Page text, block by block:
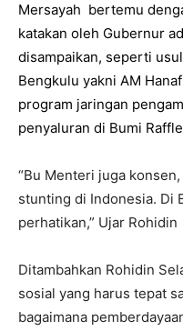
Mersayah bertemu
katakan oleh Gubernur
disampaikan, seperti
Bengkulu yakni AM
program jaringan
penyaluran di Bumi
“Bu Menteri juga
stunting di Indonesia. Di
perhatikan,” Ujar Rohidin
Ditambahkan Rohidin
sosial yang harus tepat
bagaimana